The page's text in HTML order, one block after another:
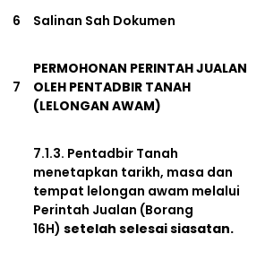
6 Salinan Sah Dokumen
7
PERMOHONAN PERINTAH JUALAN
OLEH PENTADBIR TANAH
(LELONGAN AWAM)
7.1.3. Pentadbir Tanah
menetapkan tarikh, masa dan
tempat lelongan awam melalui
Perintah Jualan (Borang
16H) setelah selesai siasatan.